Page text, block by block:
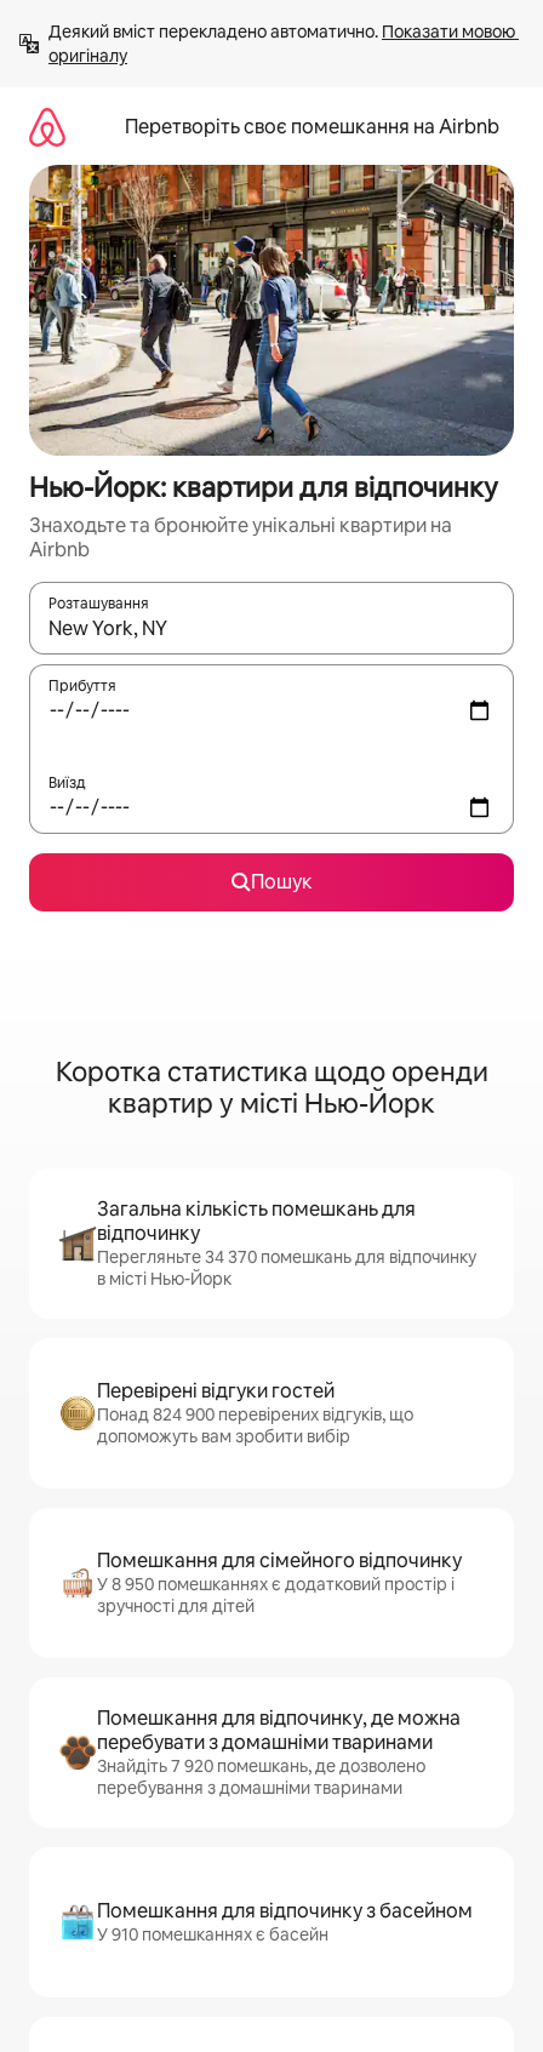
вмісту
Деякий вміст перекладено автоматично. Показати мовою
оригіналу
Перетворіть своє помешкання на Airbnb
Нью-Йорк: квартири для відпочинку
Знаходьте та бронюйте унікальні квартири на
Airbnb
Розташування
Отримавши результати пошуку, використовуйте для
Прибуття
Виїзд
Пошук
Коротка статистика щодо оренди
квартир у місті Нью-Йорк
Загальна кількість помешкань для
відпочинку
Перегляньте 34 370 помешкань для відпочинку
в місті Нью-Йорк
Перевірені відгуки гостей
Понад 824 900 перевірених відгуків, що
допоможуть вам зробити вибір
Помешкання для сімейного відпочинку
У 8 950 помешканнях є додатковий простір і
зручності для дітей
Помешкання для відпочинку, де можна
перебувати з домашніми тваринами
Знайдіть 7 920 помешкань, де дозволено
перебування з домашніми тваринами
Помешкання для відпочинку з басейном
У 910 помешканнях є басейн